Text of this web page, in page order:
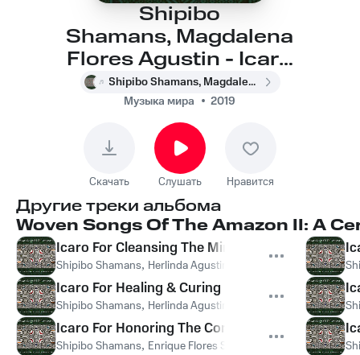
Shipibo
Shamans, Magdalena
Flores Agustin - Icaro
For A LullabyShipibo Shamans, Magdalena Flores Agustin
Музыка мира
2019
Скачать Слушать Нравится
Другие треки альбома
Woven Songs Of The Amazon II: A
Icaro For Cleansing The Mind & Body
Shipibo Shamans, Herlinda Agustin Fernandez
Icaro For Healing & Curing
Shipibo Shamans, Herlinda Agustin Fernandez
Icaro For Honoring The Condor
Shipibo Shamans, Enrique Flores Sinuiri Herlinda Agustin